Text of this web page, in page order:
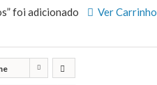
Ver Carrinho
foi adicionado